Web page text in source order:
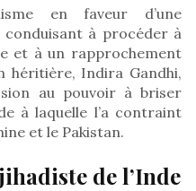
en faveur d’une
à procéder à
et à un rapprochement
héritière, Indira Gandhi,
au pouvoir à briser
à laquelle l’a contraint
et le Pakistan.
de l’Inde